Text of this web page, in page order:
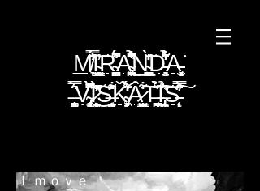
M̸̞̿̈́̄́̈́̐̇̕͠I̴̺̞̤͇͙̱̘̫͎̮͑̕R̴̳̪̳͆͛̂̍́A̴̢̛̩̪͕͖͆̑͂͂͋̉̈̐̐͜N̴̠̪̠̫̹̗̲̝̪̈̃̍̍̌̒̀͘ͅD̵̻̤̦̓̋̈́͋͛̉̓̕A̵͎̫̞͓͔̝͘
̶̧̰̳̦͛̿͛̀̈Ṿ̴̨̨̡͚͆̇͆͌̽̀̚̚͘͝I̷̛̼̠̬̟̥̖̯̹̓̋̀̔̎͗̓͜͠͠S̶͔̰̯̠̬͍͗͑̎̇̂͋ͅǨ̴̡͕̹͖͌͛̒̈́̀͘Ȃ̷̬̤̩͇̺̦͋͠T̶͔̟̪̟̘͎̱̀̆̉͗͠I̶̢̛̼̗̱̣̜̖͛̉͠͝S̵̨̗̓̈́͂̊̓̿̓͠
Ｉ ｍｏｖｅ